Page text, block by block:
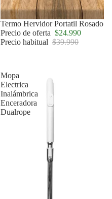
Oferta
Termo Hervidor Portatil Rosado
Precio de oferta $24.990
Precio habitual $39.990
Mopa
Electrica
Inalámbrica
Enceradora
Dualrope